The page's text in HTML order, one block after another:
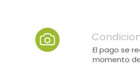
El pago se
momento